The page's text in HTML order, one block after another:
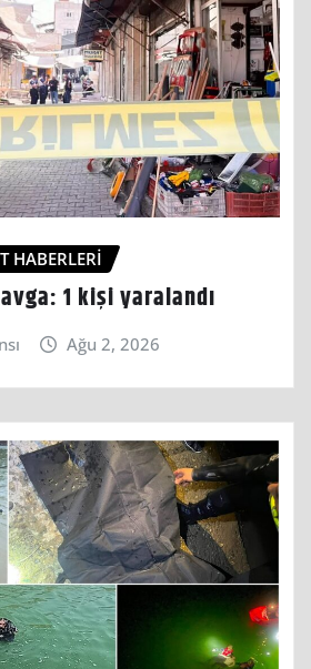
HABERLERI
1 kişi yaralandı
Ağu 2, 2026